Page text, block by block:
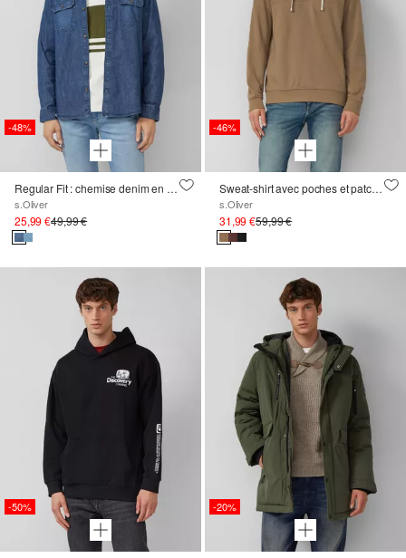
-48%
Regular Fit : chemise denim en pur coton
s.Oliver
25,99 €49,99 €
-46%
Sweat-shirt avec poches et patch d'étiquette
s.Oliver
31,99 €59,99 €
-50% -20%